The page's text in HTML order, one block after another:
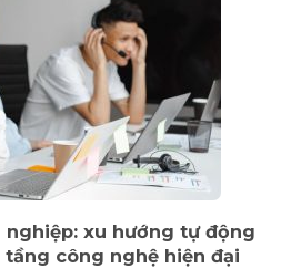
xu hướng tự động
công nghệ hiện đại